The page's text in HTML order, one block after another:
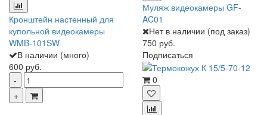
Кронштейн настенный для
купольной видеокамеры
WMB-101SW
В наличии (много)
600 руб.
Муляж видеокамеры GF-
AC01
Нет в наличии (под заказ)
750 руб.
Подписаться
0